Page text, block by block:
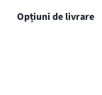
Opțiuni de livrare